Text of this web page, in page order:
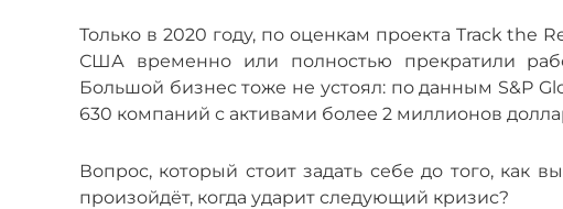
Только в 2020 году, по оценкам проекта Track the
США временно или полностью прекратили
Большой бизнес тоже не устоял: по данным S&P
630 компаний с активами более 2 миллионов
Вопрос, который стоит задать себе до того,
произойдёт, когда ударит следующий кризис?